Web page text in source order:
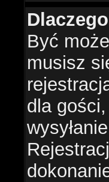
Być
musisz
dla